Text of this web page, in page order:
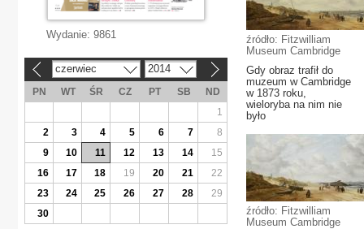
źródło: Fitzwilliam
Museum Cambridge
Gdy obraz trafił do
muzeum w Cambridge
w 1873 roku,
wieloryba na nim nie
było
źródło: Fitzwilliam
Museum Cambridge
Wydanie: 9861
czerwiec 2014
PN WT ŚR CZ PT SB
ND
1
2
3 4 5 6 7
8
9
10 11 12 13 14
15
16
17 18 19 20 21
22
23
24 25 26 27 28
29
30